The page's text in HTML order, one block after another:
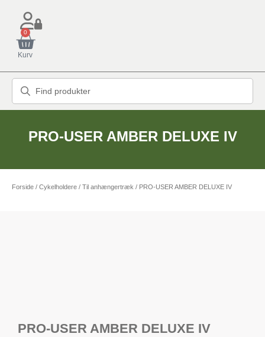
0
Kurv
PRO-USER AMBER DELUXE IV
Forside / Cykelholdere / Til anhængertræk / PRO-USER AMBER DELUXE IV
PRO-USER AMBER DELUXE IV